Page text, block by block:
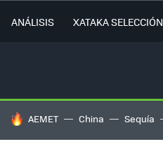
ANÁLISIS XATAKA SELECCIÓN
HOY SE HABLA DE
AEMET China Sequía